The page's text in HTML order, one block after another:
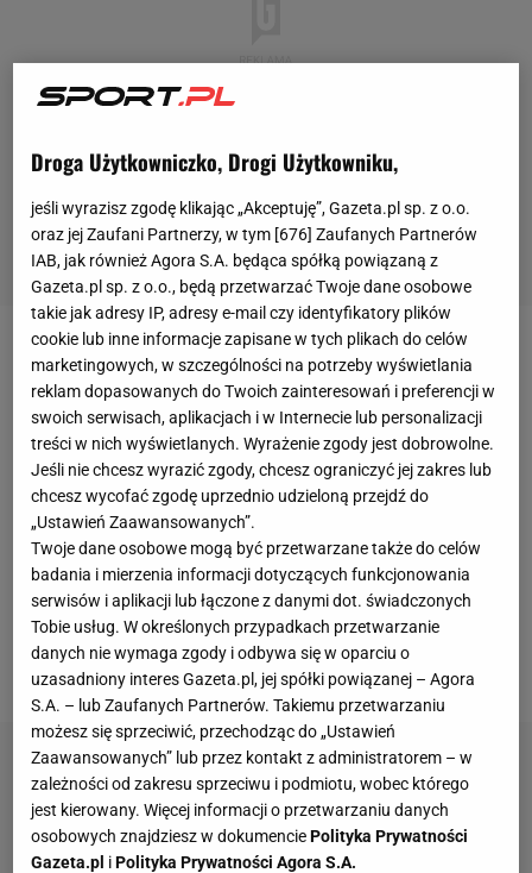
W środę rozpoczęły się mistrzostwa Europy kobiet w
piłce nożnej. Na inaugurację Islandia przegrała 0:1
(0:0) z Finlandią, a Szwajcaria uległaNorwegii1:2
(1:0). "To było święto. Podniosłe i wzruszające tak,
że niejednej piłkarce zaszkliły się oczy. Wypełniony
do ostatniego miejsca stadion, rozemocjonowani
kibice, piękne wykonanie obu hymnów - to wszystko
dalekie jest od codzienności w kobiecym futbolu. A
sam mecz? Palce lizać! -pisał Dawid Szymczak,
dziennikarz Sport.pl, nasz wysłannik na turniej.
Droga Użytkowniczko, Drogi Użytkowniku,
jeśli wyrazisz zgodę klikając „Akceptuję”, Gazeta.pl sp. z o.o.
oraz jej Zaufani Partnerzy, w tym [676] Zaufanych Partnerów
IAB, jak również Agora S.A. będąca spółką powiązaną z
Gazeta.pl sp. z o.o., będą przetwarzać Twoje dane osobowe
takie jak adresy IP, adresy e-mail czy identyfikatory plików
cookie lub inne informacje zapisane w tych plikach do celów
marketingowych, w szczególności na potrzeby wyświetlania
reklam dopasowanych do Twoich zainteresowań i preferencji w
swoich serwisach, aplikacjach i w Internecie lub personalizacji
treści w nich wyświetlanych. Wyrażenie zgody jest dobrowolne.
Jeśli nie chcesz wyrazić zgody, chcesz ograniczyć jej zakres lub
chcesz wycofać zgodę uprzednio udzieloną przejdź do
„Ustawień Zaawansowanych”.
Twoje dane osobowe mogą być przetwarzane także do celów
badania i mierzenia informacji dotyczących funkcjonowania
serwisów i aplikacji lub łączone z danymi dot. świadczonych
Tobie usług. W określonych przypadkach przetwarzanie
danych nie wymaga zgody i odbywa się w oparciu o
uzasadniony interes Gazeta.pl, jej spółki powiązanej – Agora
S.A. – lub Zaufanych Partnerów. Takiemu przetwarzaniu
możesz się sprzeciwić, przechodząc do „Ustawień
Zaawansowanych” lub przez kontakt z administratorem – w
zależności od zakresu sprzeciwu i podmiotu, wobec którego
jest kierowany. Więcej informacji o przetwarzaniu danych
osobowych znajdziesz w dokumenciePolityka Prywatności
Gazeta.pl iPolityka Prywatności Agora S.A.